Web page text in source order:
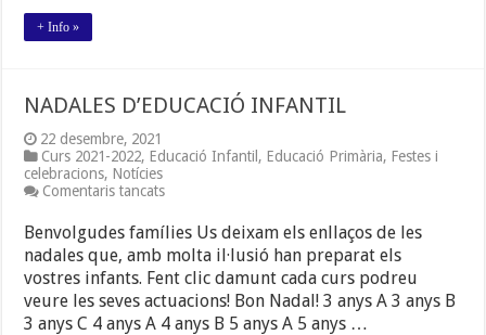
+ Info »
NADALES D’EDUCACIÓ INFANTIL
22 desembre, 2021
Curs 2021-2022, Educació Infantil , Educació Primària, Festes i
celebracions, Notícies
Comentaris tancatsa
D’EDUCACIÓ
INFANTIL
Benvolgudes famílies Us deixam els enllaços de les
nadales que, amb molta il·lusió han preparat els
vostres infants. Fent clic damunt cada curs podreu
veure les seves actuacions! Bon Nadal! 3 anys A 3 anys B
3 anys C 4 anys A 4 anys B 5 anys A 5 anys …